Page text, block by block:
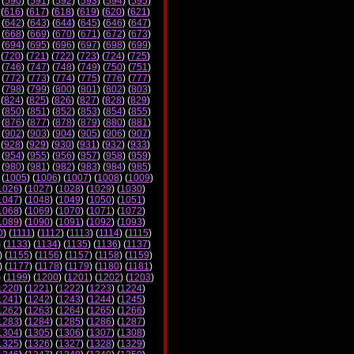
616) (617) (618) (619) (620) (621)
642) (643) (644) (645) (646) (647)
668) (669) (670) (671) (672) (673)
694) (695) (696) (697) (698) (699)
720) (721) (722) (723) (724) (725)
746) (747) (748) (749) (750) (751)
772) (773) (774) (775) (776) (777)
798) (799) (800) (801) (802) (803)
824) (825) (826) (827) (828) (829)
850) (851) (852) (853) (854) (855)
876) (877) (878) (879) (880) (881)
902) (903) (904) (905) (906) (907)
928) (929) (930) (931) (932) (933)
954) (955) (956) (957) (958) (959)
980) (981) (982) (983) (984) (985)
1005) (1006) (1007) (1008) (1009)
) (1027) (1028) (1029) (1030)
) (1048) (1049) (1050) (1051)
) (1069) (1070) (1071) (1072)
) (1090) (1091) (1092) (1093)
) (1111) (1112) (1113) (1114) (1115)
(1133) (1134) (1135) (1136) (1137)
(1155) (1156) (1157) (1158) (1159)
) (1177) (1178) (1179) (1180) (1181)
(1199) (1200) (1201) (1202) (1203)
) (1221) (1222) (1223) (1224)
) (1242) (1243) (1244) (1245)
) (1263) (1264) (1265) (1266)
) (1284) (1285) (1286) (1287)
) (1305) (1306) (1307) (1308)
) (1326) (1327) (1328) (1329)